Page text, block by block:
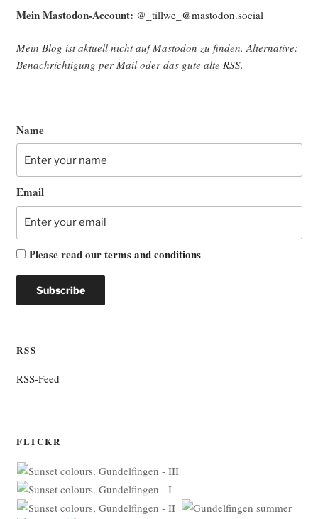
Mein Mast­o­don-Account: @_tillwe_@mastodon.social
Mein Blog ist aktu­ell nicht auf Mast­o­don zu fin­den. Alter­na­ti­ve:
Benach­rich­ti­gung per Mail oder das gute alte RSS.
Name
Email
Please read ourterms and conditions
RSS
RSS-Feed
FLICKR